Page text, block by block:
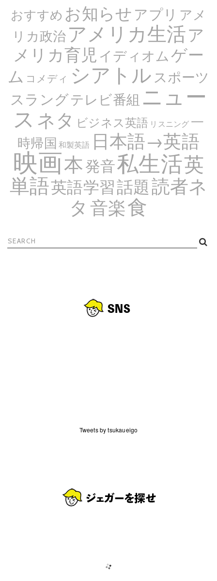
おすすめ お知らせアプリ アメ
リカ政治アメリカ生活ア
メリカ育児 イディオムゲー
ム コメディ シアトルスポーツ
スラングテレビ番組 ニュー
ス ネタ ビジネス英語 リスニング 一
時帰国 和製英語 日本語→英語
映画本発音私生活英
単語英語学習話題読者ネ
タ 音楽食
Tweets by tsukaueigo